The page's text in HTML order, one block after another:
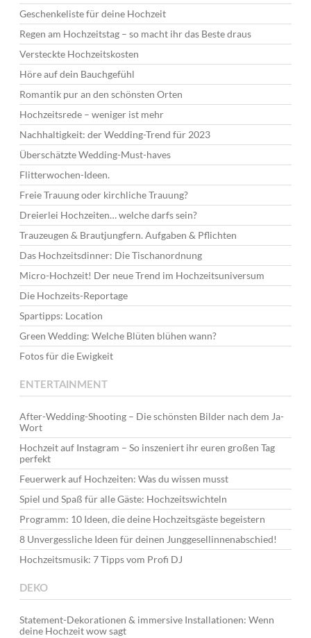
Geschenkeliste für deine Hochzeit
Regen am Hochzeitstag – so macht ihr das Beste draus
Versteckte Hochzeitskosten
Höre auf dein Bauchgefühl
Romantik pur an den schönsten Orten
Hochzeitsrede – weniger ist mehr
Nachhaltigkeit: der Wedding-Trend für 2023
Überschätzte Wedding-Must-haves
Flitterwochen-Ideen.
Freie Trauung oder kirchliche Trauung?
Dreierlei Hochzeiten… welche darfs sein?
Trauzeugen & Brautjungfern. Aufgaben & Pflichten
Das Hochzeitsdinner: Die Tischanordnung
Micro-Hochzeit! Der neue Trend im Hochzeitsuniversum
Die Hochzeits-Reportage
Spartipps: Location
Green Wedding: Welche Blüten blühen wann?
Fotos für die Ewigkeit
ENTERTAINMENT
After-Wedding-Shooting – Die schönsten Bilder nach dem Ja-
Wort
Hochzeit auf Instagram – So inszeniert ihr euren großen Tag
perfekt
Feuerwerk auf Hochzeiten: Was du wissen musst
Spiel und Spaß für alle Gäste: Hochzeitswichteln
Programm: 10 Ideen, die deine Hochzeitsgäste begeistern
8 Unvergessliche Ideen für deinen Junggesellinnenabschied!
Hochzeitsmusik: 7 Tipps vom Profi DJ
DEKO
Statement-Dekorationen & immersive Installationen: Wenn
deine Hochzeit wow sagt